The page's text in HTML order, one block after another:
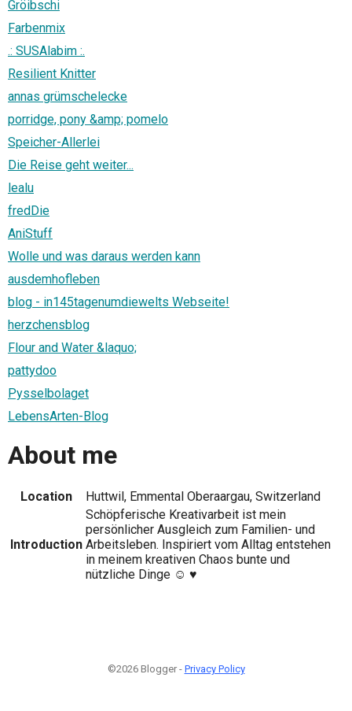
Gröibschi
Farbenmix
.: SUSAlabim :.
Resilient Knitter
annas grümschelecke
porridge, pony &amp; pomelo
Speicher-Allerlei
Die Reise geht weiter...
lealu
fredDie
AniStuff
Wolle und was daraus werden kann
ausdemhofleben
blog - in145tagenumdiewelts Webseite!
herzchensblog
Flour and Water &laquo;
pattydoo
Pysselbolaget
LebensArten-Blog
About me
Location Huttwil, Emmental Oberaargau, Switzerland
Introduction
Schöpferische Kreativarbeit ist mein
persönlicher Ausgleich zum Familien- und
Arbeitsleben. Inspiriert vom Alltag entstehen
in meinem kreativen Chaos bunte und
nützliche Dinge ☺ ♥
©2026 Blogger - Privacy Policy